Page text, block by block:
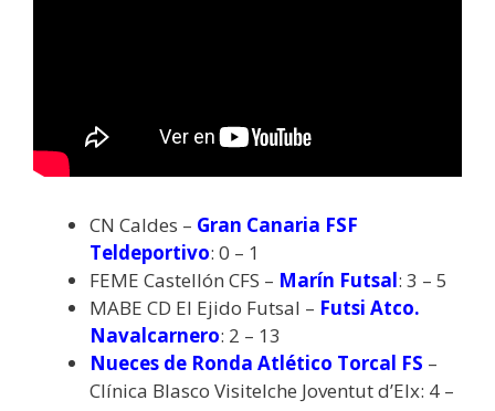
CN Caldes – Gran Canaria FSF
Teldeportivo: 0 – 1
FEME Castellón CFS – Marín Futsal: 3 – 5
MABE CD El Ejido Futsal – Futsi Atco.
Navalcarnero: 2 – 13
Nueces de Ronda Atlético Torcal FS –
Clínica Blasco Visitelche Joventut d’Elx: 4 –